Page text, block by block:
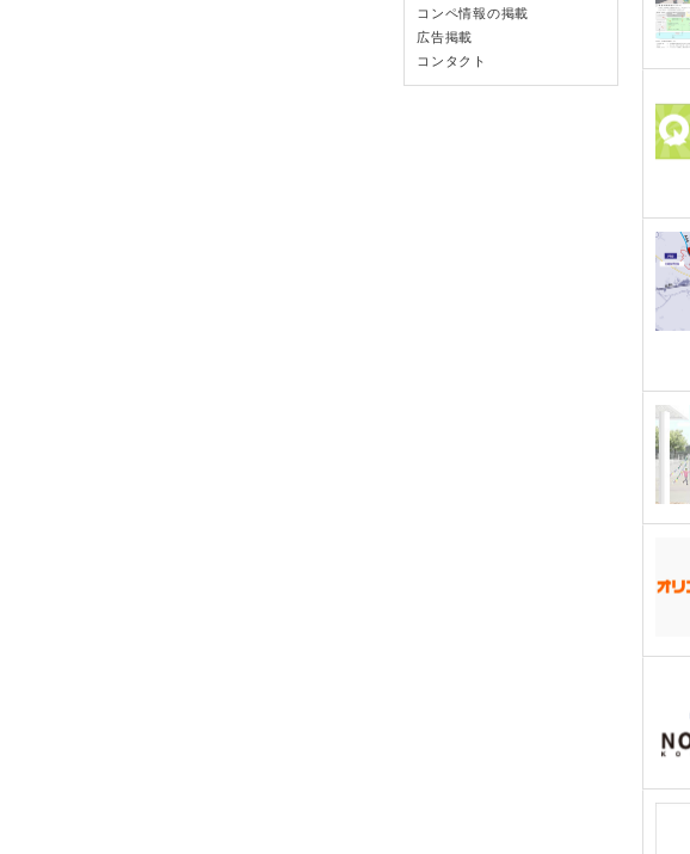
コンペ情報の掲載
広告掲載
コンタクト